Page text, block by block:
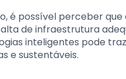
é possível perceber
de infraestrutura
inteligentes pode
e sustentáveis.